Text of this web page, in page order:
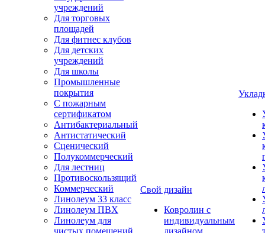
учреждений
Для торговых
площадей
Для фитнес клубов
Для детских
учреждений
Для школы
Промышленные
покрытия
С пожарным
сертификатом
Антибактериальный
Антистатический
Сценический
Полукоммерческий
Для лестниц
Противоскользящий
Коммерческий
Линолеум 33 класс
Линолеум ПВХ
Линолеум для
чистых помещений
Свой дизайн
Ковролин с
индивидуальным
дизайном